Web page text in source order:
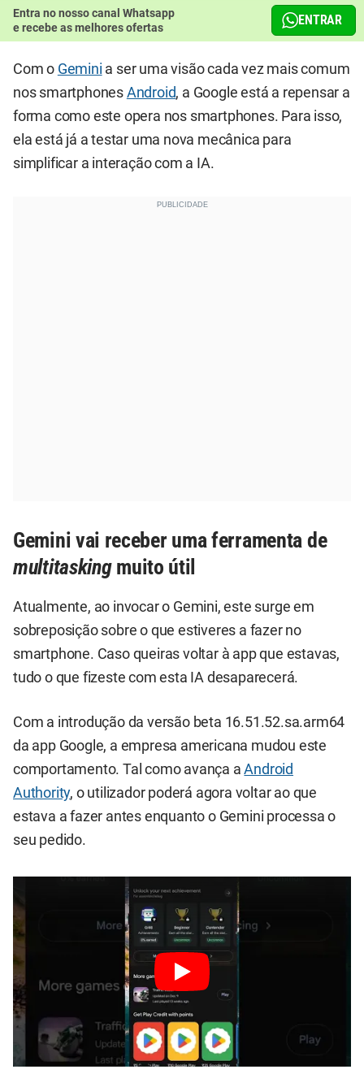
Entra no nosso canal Whatsapp
e recebe as melhores ofertas
ENTRAR
Com o Gemini a ser uma visão cada vez mais comum
nos smartphones Android, a Google está a repensar a
forma como este opera nos smartphones. Para isso,
ela está já a testar uma nova mecânica para
simplificar a interação com a IA.
Gemini vai receber uma ferramenta de
multitasking muito útil
Atualmente, ao invocar o Gemini, este surge em
sobreposição sobre o que estiveres a fazer no
smartphone. Caso queiras voltar à app que estavas,
tudo o que fizeste com esta IA desaparecerá.
Com a introdução da versão beta 16.51.52.sa.arm64
da app Google, a empresa americana mudou este
comportamento. Tal como avança aAndroid
Authority, o utilizador poderá agora voltar ao que
estava a fazer antes enquanto o Gemini processa o
seu pedido.